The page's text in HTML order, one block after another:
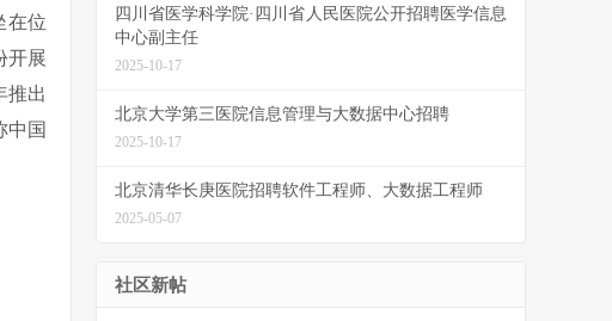
在位
开展
推出
中国
四川省医学科学院·四川省人民医院公开招聘医学信息
中心副主任
2025-10-17
北京大学第三医院信息管理与大数据中心招聘
2025-10-17
北京清华长庚医院招聘软件工程师、大数据工程师
2025-05-07
社区新帖